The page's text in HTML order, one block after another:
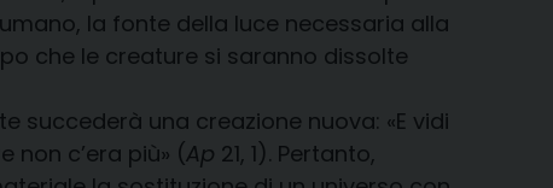
la fonte della luce necessaria alla
che le creature si saranno dissolte
succederà una creazione nuova: «E vidi
c’era più» (Ap 21, 1). Pertanto,